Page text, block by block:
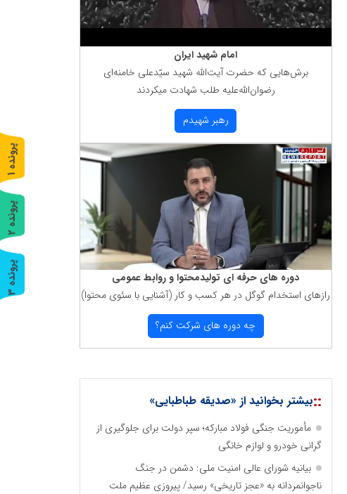
امام شهید ایران
برش‌هایی كه حضرت آیت‌الله شهید سیّدعلی خامنه‌ای
رضوان‌الله‌علیه طلب شهادت میكردند
رهبر شهیدم
دوره های حرفه ای تولیدمحتوا و روابط عمومی
رازهای استخدام گوگل در هر كسب و كار (آشنایی با سئوی محتوا)
چه دوره های شركت كنم؟
::بیشتر بخوانید از «صدیقه طباطبایی»
مأموریت جنگی فولاد مبارکه؛ سپر دولت برای جلوگیری از
گرانی خودرو و لوازم خانگی
بیانیه شورای عالی امنیت ملی: دشمن در جنگ
ناجوانمردانه به «عجز تاریخی» رسید/ پیروزی عظیم ملت
پ
ر
و
ن
د
ه
1
پ
ر
و
ن
د
ه
2
پ
ر
و
ن
د
ه
3